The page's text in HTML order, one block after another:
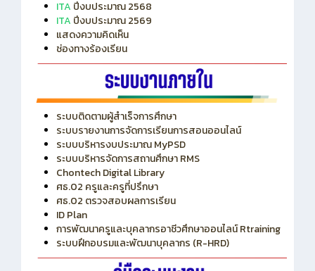
ITA ปีงบประมาณ 2567
ITA ปีงบประมาณ 2568
ITAปีงบประมาณ 2569
แสดงความคิดเห็น
ช่องทางร้องเรียน
ระบบติดตามผู้สำเร็จการศึกษา
ระบบรายงานการจัดการเรียนการสอนออนไลน์
ระบบบริหารงบประมาณ MyPSD
ระบบบริหารจัดการสถานศึกษา RMS
Chontech Digital Library
ศธ.02 ครูและครูที่ปรึกษา
ศธ.02 ตรวจสอบผลการเรียน
ID Plan
การพัฒนาครูและบุคลากรอาชีวศึกษาออนไลน์ Rtraining
ระบบฝึกอบรมและพัฒนาบุคลากร (R-HRD)